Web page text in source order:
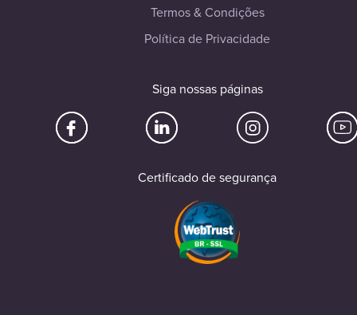
Termos & Condições
Política de Privacidade
Siga nossas páginas
Certificado de segurança